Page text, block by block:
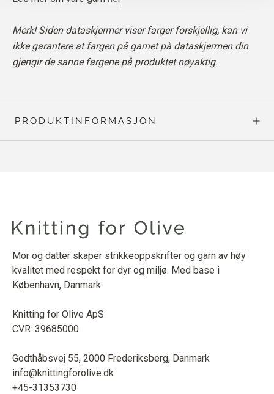
Merk! Siden dataskjermer viser farger forskjellig, kan vi
ikke garantere at fargen på garnet på dataskjermen din
gjengir de sanne fargene på produktet nøyaktig.
PRODUKTINFORMASJON
Mor og datter skaper strikkeoppskrifter og garn av høy
kvalitet med respekt for dyr og miljø. Med base i
København, Danmark.
Knitting for Olive ApS
CVR: 39685000
Godthåbsvej 55, 2000 Frederiksberg, Danmark
info@knittingforolive.dk
+45-31353730